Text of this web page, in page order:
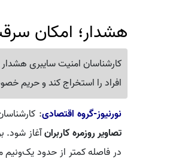
هشدار؛ امکان
کارشناسان امنیت سایبری
افراد را استخراج کند و حریم
نورنیوز-گروه اقتصادی:
تصاویر روزمره کاربرانآغاز شود.
در فاصله کمتر از حدود یک‌ونیم